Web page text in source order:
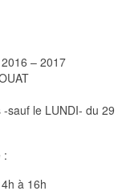
– 2017
sauf le LUNDI- du 29
:
à 16h